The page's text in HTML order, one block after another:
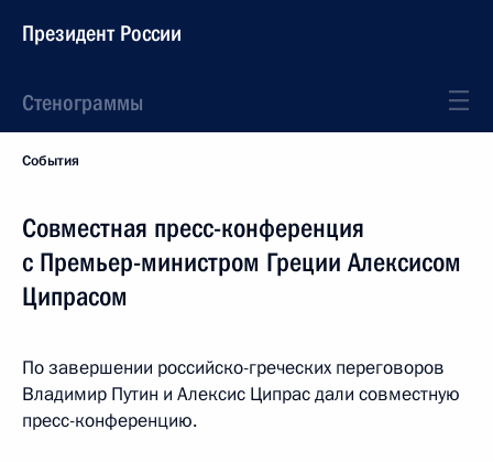
Президент России
Стенограммы
События
Совместная пресс-конференция
с Премьер-министром Греции Алексисом
Ципрасом
По завершении российско-греческих переговоров
Владимир Путин и Алексис Ципрас дали совместную
пресс-конференцию.